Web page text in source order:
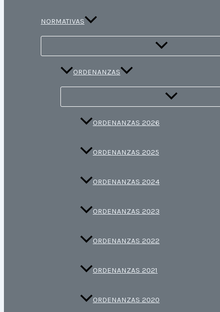
NORMATIVAS
ORDENANZAS
ORDENANZAS 2026
ORDENANZAS 2025
ORDENANZAS 2024
ORDENANZAS 2023
ORDENANZAS 2022
ORDENANZAS 2021
ORDENANZAS 2020